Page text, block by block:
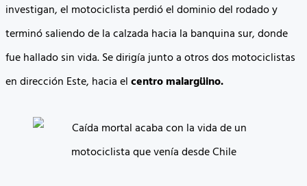
investigan, el motociclista perdió el dominio del rodado y
terminó saliendo de la calzada hacia la banquina sur, donde
fue hallado sin vida. Se dirigía junto a otros dos motociclistas
en dirección Este, hacia elcentro malargüino.